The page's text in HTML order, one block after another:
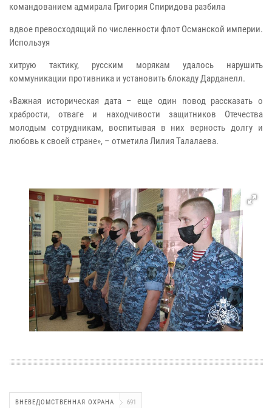
командованием адмирала Григория Спиридова разбила
вдвое превосходящий по численности флот Османской империи.
Используя
хитрую тактику, русским морякам удалось нарушить
коммуникации противника и установить блокаду Дарданелл.
«Важная историческая дата – еще один повод рассказать о
храбрости, отваге и находчивости защитников Отечества
молодым сотрудникам, воспитывая в них верность долгу и
любовь к своей стране», – отметила Лилия Талалаева.
ВНЕВЕДОМСТВЕННАЯ ОХРАНА 691